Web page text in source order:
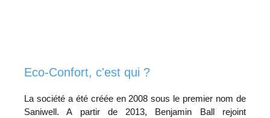
Eco-Confort, c'est qui ?
La société a été créée en 2008 sous le premier nom de
Saniwell. A partir de 2013, Benjamin Ball rejoint